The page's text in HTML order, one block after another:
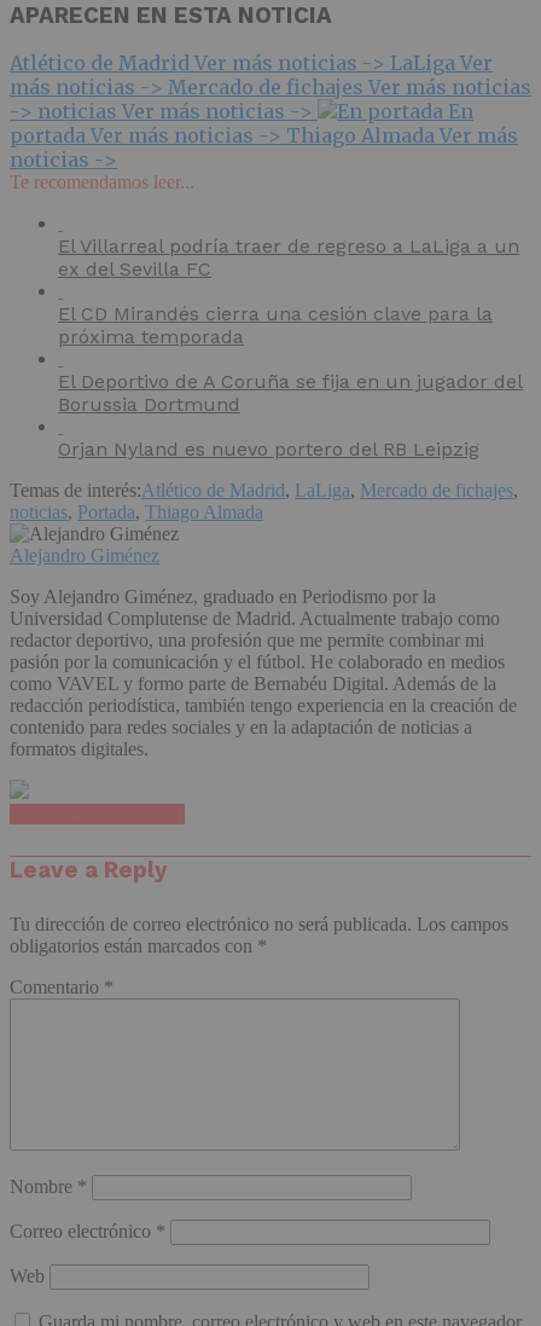
APARECEN EN ESTA NOTICIA
Atlético de Madrid Ver más noticias -> LaLiga Ver
más noticias -> Mercado de fichajes Ver más noticias
-> noticias Ver más noticias ->
En
portada Ver más noticias -> Thiago Almada Ver más
noticias ->
Te recomendamos leer...
El Villarreal podría traer de regreso a LaLiga a un
ex del Sevilla FC
El CD Mirandés cierra una cesión clave para la
próxima temporada
El Deportivo de A Coruña se fija en un jugador del
Borussia Dortmund
Orjan Nyland es nuevo portero del RB Leipzig
Temas de interés:Atlético de Madrid, LaLiga, Mercado de fichajes,
noticias, Portada, Thiago Almada
Alejandro Giménez
Soy Alejandro Giménez, graduado en Periodismo por la
Universidad Complutense de Madrid. Actualmente trabajo como
redactor deportivo, una profesión que me permite combinar mi
pasión por la comunicación y el fútbol. He colaborado en medios
como VAVEL y formo parte de Bernabéu Digital. Además de la
redacción periodística, también tengo experiencia en la creación de
contenido para redes sociales y en la adaptación de noticias a
formatos digitales.
Leave a Reply
Tu dirección de correo electrónico no será publicada. Los campos
obligatorios están marcados con *
Comentario *
Nombre *
Correo electrónico *
Web
Guarda mi nombre, correo electrónico y web en este navegador